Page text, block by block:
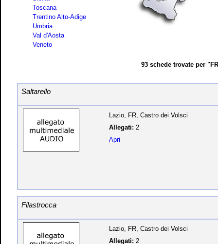
Toscana
Trentino Alto-Adige
Umbria
Val d'Aosta
Veneto
93 schede trovate per
Saltarello
Lazio, FR, Castro dei Volsci
Allegati: 2
Apri
Filastrocca
Lazio, FR, Castro dei Volsci
Allegati: 2